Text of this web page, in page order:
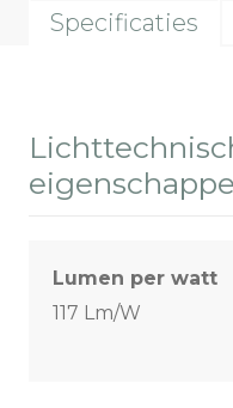
Specificaties
Lumen per watt
117 Lm/W